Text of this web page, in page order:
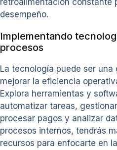
desempeño.
Implementando
procesos
La tecnología puede ser una
mejorar la eficiencia
Explora herramientas y
automatizar tareas,
procesar pagos y analizar
procesos internos, tendrás
recursos para enfocarte en